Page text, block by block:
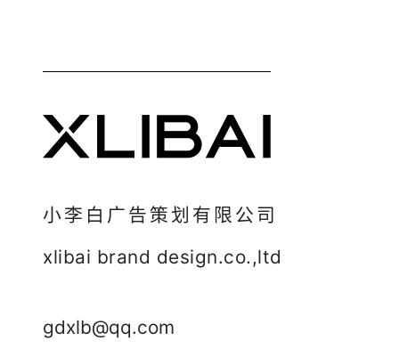
小李白广告策划有限公司
xlibai brand design.co.,ltd
gdxlb@qq.com